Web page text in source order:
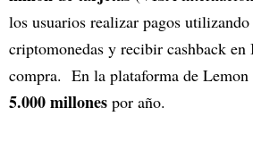
los usuarios realizar pagos
criptomonedas y recibir cashback
compra. En la plataforma de Lemon
5.000 millones por año.